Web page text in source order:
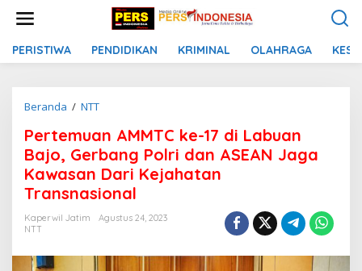
t
PERISTIWA PENDIDIKAN KRIMINAL OLAHRAGA
Beranda / NTT
r
t
e
m
u
n
Pertemuan AMMTC ke-17 di Labuan
Bajo, Gerbang Polri dan ASEAN Jaga
Kawasan Dari Kejahatan
Transnasional
Kaperwil Jatim
Agustus 24, 2023
NTT